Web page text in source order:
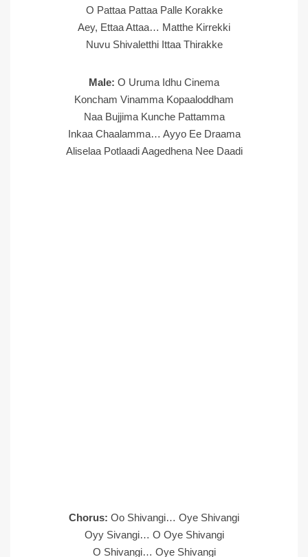
O Pattaa Pattaa Palle Korakke
Aey, Ettaa Attaa… Matthe Kirrekki
Nuvu Shivaletthi Ittaa Thirakke
Male: O Uruma Idhu Cinema
Koncham Vinamma Kopaaloddham
Naa Bujjima Kunche Pattamma
Inkaa Chaalamma… Ayyo Ee Draama
Aliselaa Potlaadi Aagedhena Nee Daadi
Chorus: Oo Shivangi… Oye Shivangi
Oyy Sivangi… O Oye Shivangi
O Shivangi… Oye Shivangi